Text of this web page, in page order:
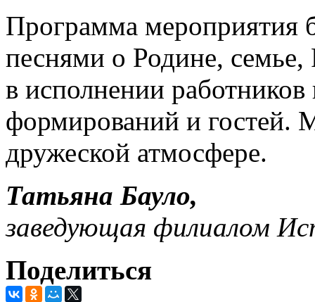
Программа мероприятия
песнями о Родине, семье,
в исполнении
формирований и гостей.
дружеской атмосфере.
Татьяна Бауло,
заведующая филиалом
Поделиться